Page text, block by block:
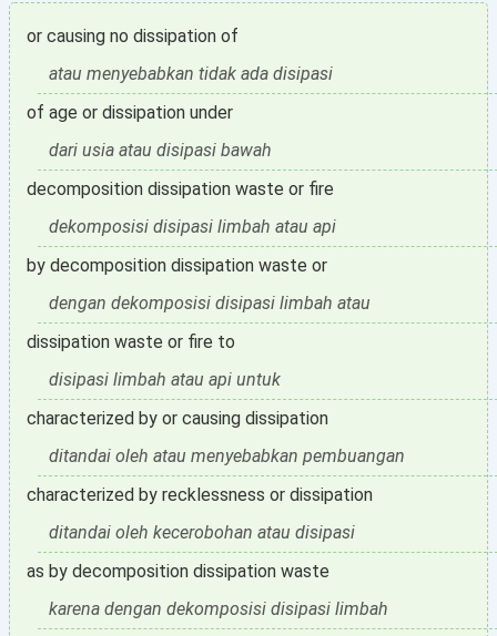
or causing no dissipation of
atau menyebabkan tidak ada disipasi
of age or dissipation under
dari usia atau disipasi bawah
decomposition dissipation waste or fire
dekomposisi disipasi limbah atau api
by decomposition dissipation waste or
dengan dekomposisi disipasi limbah atau
dissipation waste or fire to
disipasi limbah atau api untuk
characterized by or causing dissipation
ditandai oleh atau menyebabkan pembuangan
characterized by recklessness or dissipation
ditandai oleh kecerobohan atau disipasi
as by decomposition dissipation waste
karena dengan dekomposisi disipasi limbah